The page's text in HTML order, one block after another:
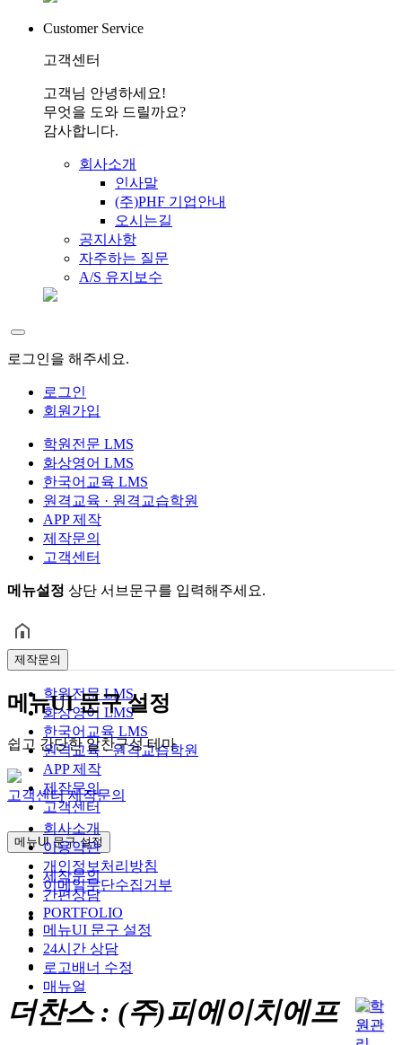
Customer Service
고객센터
고객님 안녕하세요!
무엇을 도와 드릴까요?
감사합니다.
회사소개
인사말
(주)PHF 기업안내
오시는길
공지사항
자주하는 질문
A/S 유지보수
로그인을 해주세요.
로그인
회원가입
학원전문 LMS
화상영어 LMS
한국어교육 LMS
원격교육 · 원격교습학원
APP 제작
제작문의
고객센터
메뉴설정 상단 서브문구를 입력해주세요.
제작문의
학원전문 LMS
화상영어 LMS
한국어교육 LMS
원격교육 · 원격교습학원
APP 제작
제작문의
고객센터
메뉴UI 문구 설정
제작문의
간편상담
PORTFOLIO
메뉴UI 문구 설정
24시간 상담
로고배너 수정
매뉴얼
메뉴UI 문구 설정
쉽고 간단한 알찬구성 테마
고객센터 제작문의
회사소개
이용약관
개인정보처리방침
이메일무단수집거부
더찬스 : (주)피에이치에프